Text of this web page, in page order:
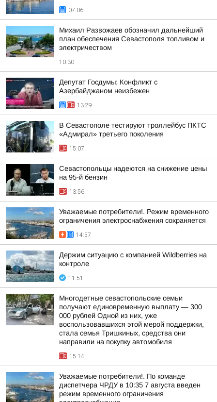
07:06
Михаил Развожаев обозначил дальнейший
план обеспечения Севастополя топливом и
электричеством
10:30
Депутат Госдумы: Конфликт с
Азербайджаном неизбежен
13:29
В Севастополе тестируют троллейбус ПКТС
«Адмирал» третьего поколения
15:07
Севастопольцы надеются на снижение цены
на 95-й бензин
13:56
Уважаемые потребители!. Режим временного
ограничения электроснабжения сохраняется
14:57
Держим ситуацию с компанией Wildberries на
контроле
11:51
Многодетные севастопольские семьи
получают единовременную выплату — 300
000 рублей Одной из них, уже
воспользовавшихся этой мерой поддержки,
стала семья Тришкиных, средства они
направили на покупку автомобиля
15:14
Уважаемые потребители!. По команде
диспетчера ЧРДУ в 10:35 7 августа введен
режим временного ограничения